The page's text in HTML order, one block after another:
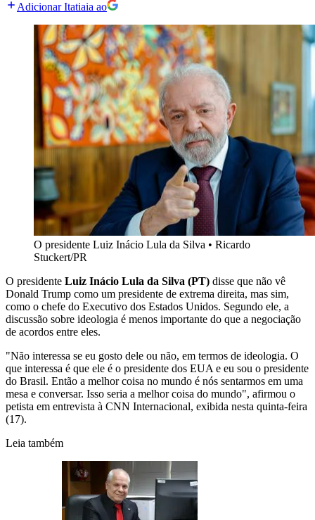
Adicionar Itatiaia ao
O presidente Luiz Inácio Lula da Silva • Ricardo
Stuckert/PR
O presidente Luiz Inácio Lula da Silva (PT) disse que não vê
Donald Trump como um presidente de extrema direita, mas sim,
como o chefe do Executivo dos Estados Unidos. Segundo ele, a
discussão sobre ideologia é menos importante do que a negociação
de acordos entre eles.
"Não interessa se eu gosto dele ou não, em termos de ideologia. O
que interessa é que ele é o presidente dos EUA e eu sou o presidente
do Brasil. Então a melhor coisa no mundo é nós sentarmos em uma
mesa e conversar. Isso seria a melhor coisa do mundo", afirmou o
petista em entrevista à CNN Internacional, exibida nesta quinta-feira
(17).
Leia também